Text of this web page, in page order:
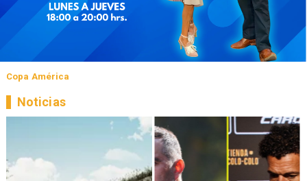
Copa América
Noticias